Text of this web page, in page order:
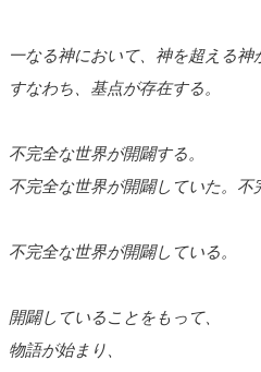
一なる神において、神を超える神
すなわち、基点が存在する。
不完全な世界が開闢する。
不完全な世界が開闢していた。不
不完全な世界が開闢している。
開闢していることをもって、
物語が始まり、